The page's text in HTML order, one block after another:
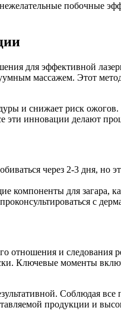
побочные
для эффективной
массажем. Этот
и снижает риск
инновации делают
через 2-3 дня, но
компоненты для загара,
с
отношения и следования
Ключевые моменты
Соблюдая все
продукции и